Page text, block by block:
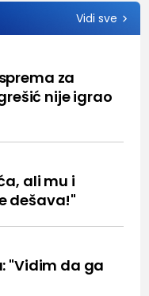
Vidi sve
za
nije igrao
ali mu i
dešava!"
"Vidim da ga